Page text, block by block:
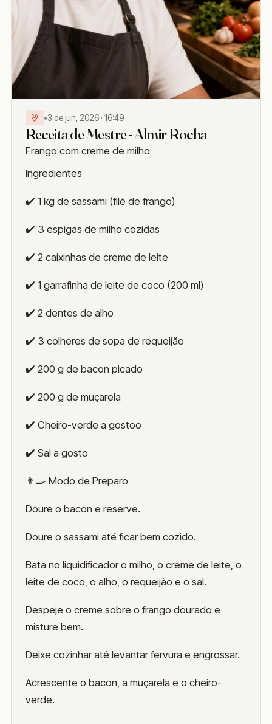
•3 de jun, 2026 · 16:49
Receita de Mestre - Almir Rocha
Frango com creme de milho
Ingredientes
✔️ 1 kg de sassami (filé de frango)
✔️ 3 espigas de milho cozidas
✔️ 2 caixinhas de creme de leite
✔️ 1 garrafinha de leite de coco (200 ml)
✔️ 2 dentes de alho
✔️ 3 colheres de sopa de requeijão
✔️ 200 g de bacon picado
✔️ 200 g de muçarela
✔️ Cheiro-verde a gostoo
✔️ Sal a gosto
👨‍🍳 Modo de Preparo
Doure o bacon e reserve.
Doure o sassami até ficar bem cozido.
Bata no liquidificador o milho, o creme de leite, o
leite de coco, o alho, o requeijão e o sal.
Despeje o creme sobre o frango dourado e
misture bem.
Deixe cozinhar até levantar fervura e engrossar.
Acrescente o bacon, a muçarela e o cheiro-
verde.